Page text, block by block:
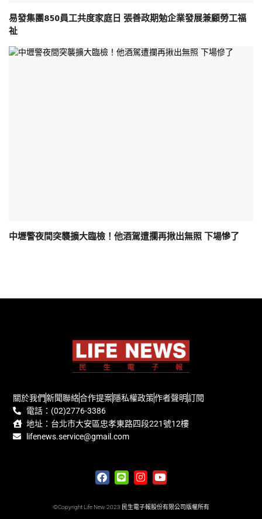
易發集團850員工共度家庭日 張善政期勉企業發展兼顧勞工福
祉
中壢警夜間突襲擴大臨檢！他酒駕遭攔再揪出無照 下場慘了
關於我們新聞聯絡合作提案隱私權政策作者聲明訂閱
電話：(02)2776-3386
地址：台北市大安區忠孝東路四段221號12樓
lifenews.service@gmail.com
©Copyright Life New 2023 民生電子報股份有限公司版權所有